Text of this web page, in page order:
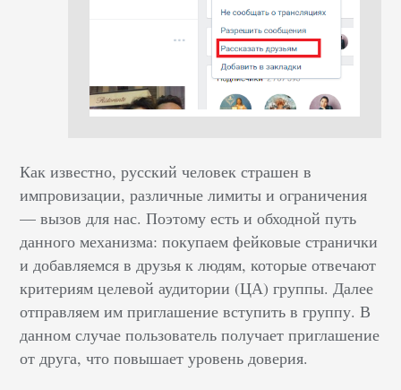
Как известно, русский человек страшен в
импровизации, различные лимиты и ограничения
— вызов для нас. Поэтому есть и обходной путь
данного механизма: покупаем фейковые странички
и добавляемся в друзья к людям, которые отвечают
критериям целевой аудитории (ЦА) группы. Далее
отправляем им приглашение вступить в группу. В
данном случае пользователь получает приглашение
от друга, что повышает уровень доверия.